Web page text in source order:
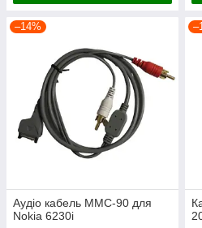
–14%
Аудіо кабель MMC-90 для
Nokia 6230i